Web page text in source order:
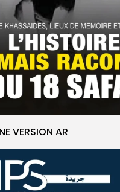
VERSION AR